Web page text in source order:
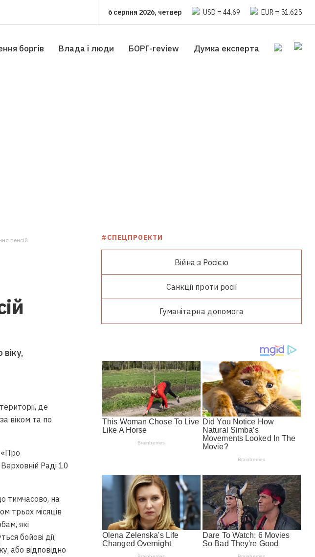
6 серпня 2026, четвер USD = 44.69 EUR = 51.625
боргiв Влада i люди БОРГ-review Думка експерта
пенсій
де
віком та по
«Про
Раді 10
тимчасово, на
трьох місяців
які
бойові дії,
або відповідно
#СПЕЦПРОЕКТИ
Війна з Росією
Санкції проти росії
Гуманітарна допомога